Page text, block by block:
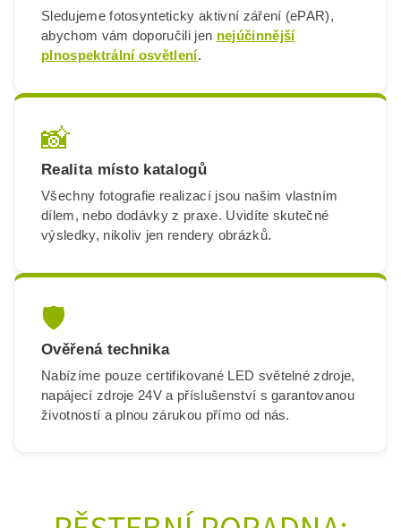
Sledujeme fotosynteticky aktivní záření (ePAR),
abychom vám doporučili jen nejúčinnější
plnospektrální osvětlení.
📸
Realita místo katalogů
Všechny fotografie realizací jsou našim vlastním
dílem, nebo dodávky z praxe. Uvidíte skutečné
výsledky, nikoliv jen rendery obrázků.
🛡️
Ověřená technika
Nabízíme pouze certifikované LED světelné zdroje,
napájecí zdroje 24V a příslušenství s garantovanou
životností a plnou zárukou přímo od nás.